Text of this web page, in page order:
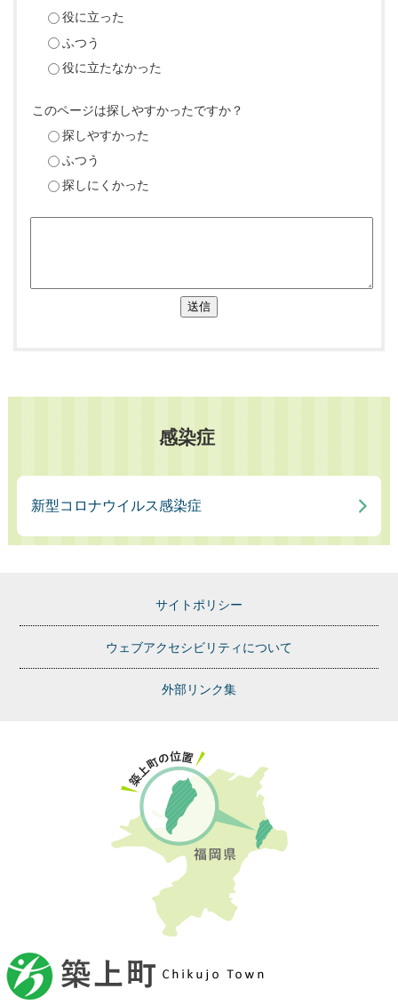
役に立った
ふつう
役に立たなかった
このページは探しやすかったですか？
探しやすかった
ふつう
探しにくかった
送信
感染症
新型コロナウイルス感染症
サイトポリシー
ウェブアクセシビリティについて
外部リンク集